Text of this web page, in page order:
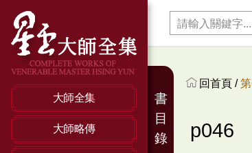
大師全集
大師略傳
回首頁 /
p046
書
目
錄